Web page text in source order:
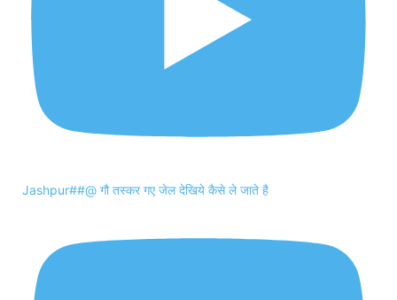
Jashpur##@ गौ तस्कर गए जेल देखिये कैसे ले जाते है